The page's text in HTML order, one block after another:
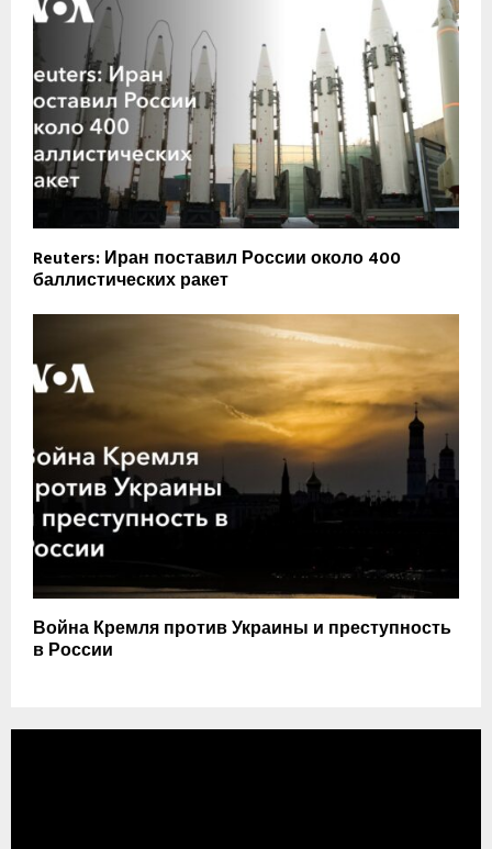
Reuters: Иран поставил России около 400
баллистических ракет
Война Кремля против Украины и преступность
в России